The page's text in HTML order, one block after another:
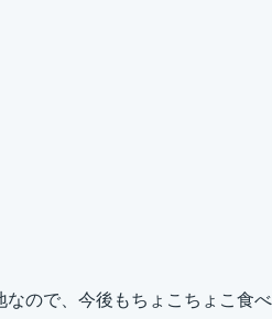
ので、今後もちょこちょこ食べ